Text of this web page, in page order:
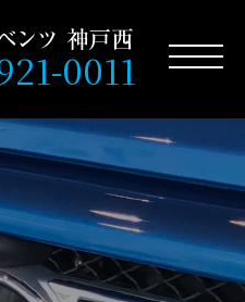
0011